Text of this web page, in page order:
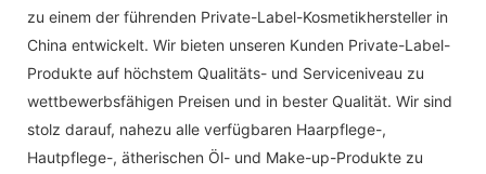
zu einem der führenden Private-Label-Kosmetikhersteller in
China entwickelt. Wir bieten unseren Kunden Private-Label-
Produkte auf höchstem Qualitäts- und Serviceniveau zu
wettbewerbsfähigen Preisen und in bester Qualität. Wir sind
stolz darauf, nahezu alle verfügbaren Haarpflege-,
Hautpflege-, ätherischen Öl- und Make-up-Produkte zu